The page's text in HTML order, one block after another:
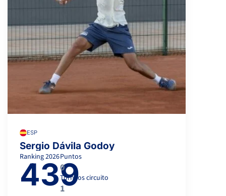
ESP
Sergio Dávila Godoy
Ranking2026
439
Puntos
0
Torneos circuito
1